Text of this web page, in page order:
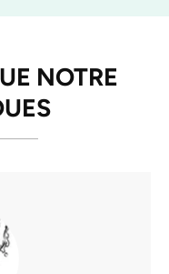
NOTRE